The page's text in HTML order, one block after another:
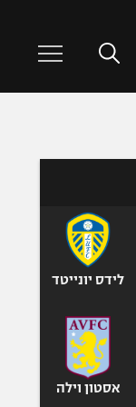
לידס יונייטד
אסטון וילה